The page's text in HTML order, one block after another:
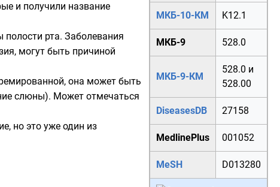
МКБ-10-КМ K12.1
МКБ-9 528.0
МКБ-9-КМ
528.0 и
528.00
DiseasesDB 27158
MedlinePlus 001052
MeSH D013280
и получили название
рта. Заболевания
могут быть причиной
она может быть
слюны). Может отмечаться
но это уже один из